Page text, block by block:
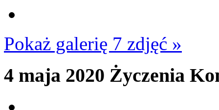
Pokaż galerię 7 zdjęć »
4 maja 2020 Życzenia